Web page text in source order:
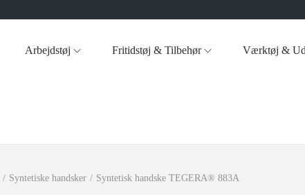
Arbejdstøj Fritidstøj & Tilbehør Værktøj &
/ Syntetiske handsker / Syntetisk handske TEGERA® 883A